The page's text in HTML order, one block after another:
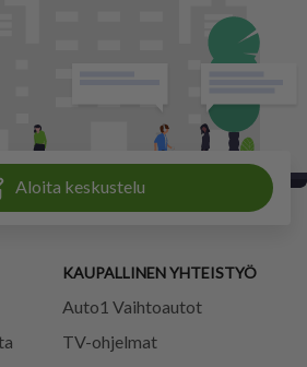
Aloita keskustelu
KAUPALLINEN YHTEISTYÖ
Auto1 Vaihtoautot
TV-ohjelmat